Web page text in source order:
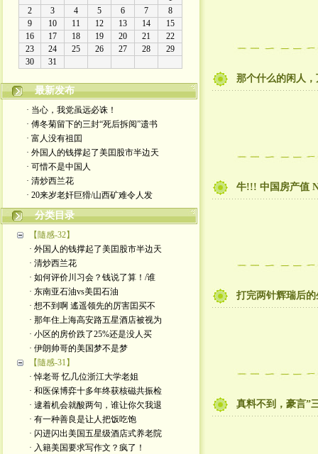
最新发布
· 当心，我党虽远必诛！
· 傅冬菊留下的三封“死后拆阅”遗书
· 富人没有祖囯
· 外国人的钱撑起了美囯股市半边天
· 可惜不是中国人
· 清炒西兰花
· 20来岁老奸巨猾/山西矿难令人发
分类目录
【隨感-32】
· 外国人的钱撑起了美囯股市半边天
· 清炒西兰花
· 如何评价川习会？钱说了算！/谁
· 东南亚石油vs美囯石油
· 想不到啊 遙遥领先的厉害囯买不
· 那年住上海高安路五星酒店被视为
· 小区的房价跌了25%还是没人买
· 伊朗帅哥的美国梦不是梦
【隨感-31】
· 悼老哥 忆几位浙江大学老姐
· 和医保博弈十多年终获核磁共振检
· 逮着机会就酸两句，谁让你欠我退
· 有一种善良是让人把饭吃饱
· 闪进闪出美国五星级酒店式养老院
· 入籍美国要求写作文？疯了！
那个什么的闲人
牛!!! 中国房产值
打完两针辉瑞后
真料不到，豪言”